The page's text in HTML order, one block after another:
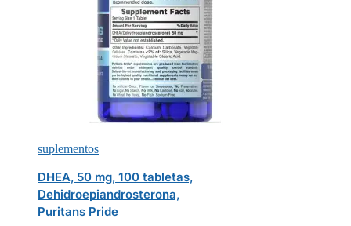
suplementos
DHEA, 50 mg, 100 tabletas,
Dehidroepiandrosterona,
Puritans Pride